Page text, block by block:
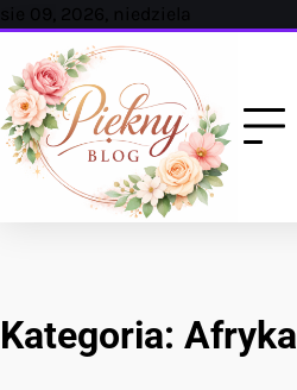
Skip
content
sie 09, 2026, niedziela
Kategoria: Afryka